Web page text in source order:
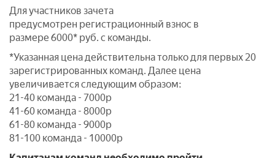
Для участников зачета
предусмотрен регистрационный взнос в
размере 6000* руб. с команды.
*Указанная цена действительна только для первых 20
зарегистрированных команд. Далее цена
увеличивается следующим образом:
21-40 команда - 7000р
41-60 команда - 8000р
61-80 команда - 9000р
81-100 команда - 10000р